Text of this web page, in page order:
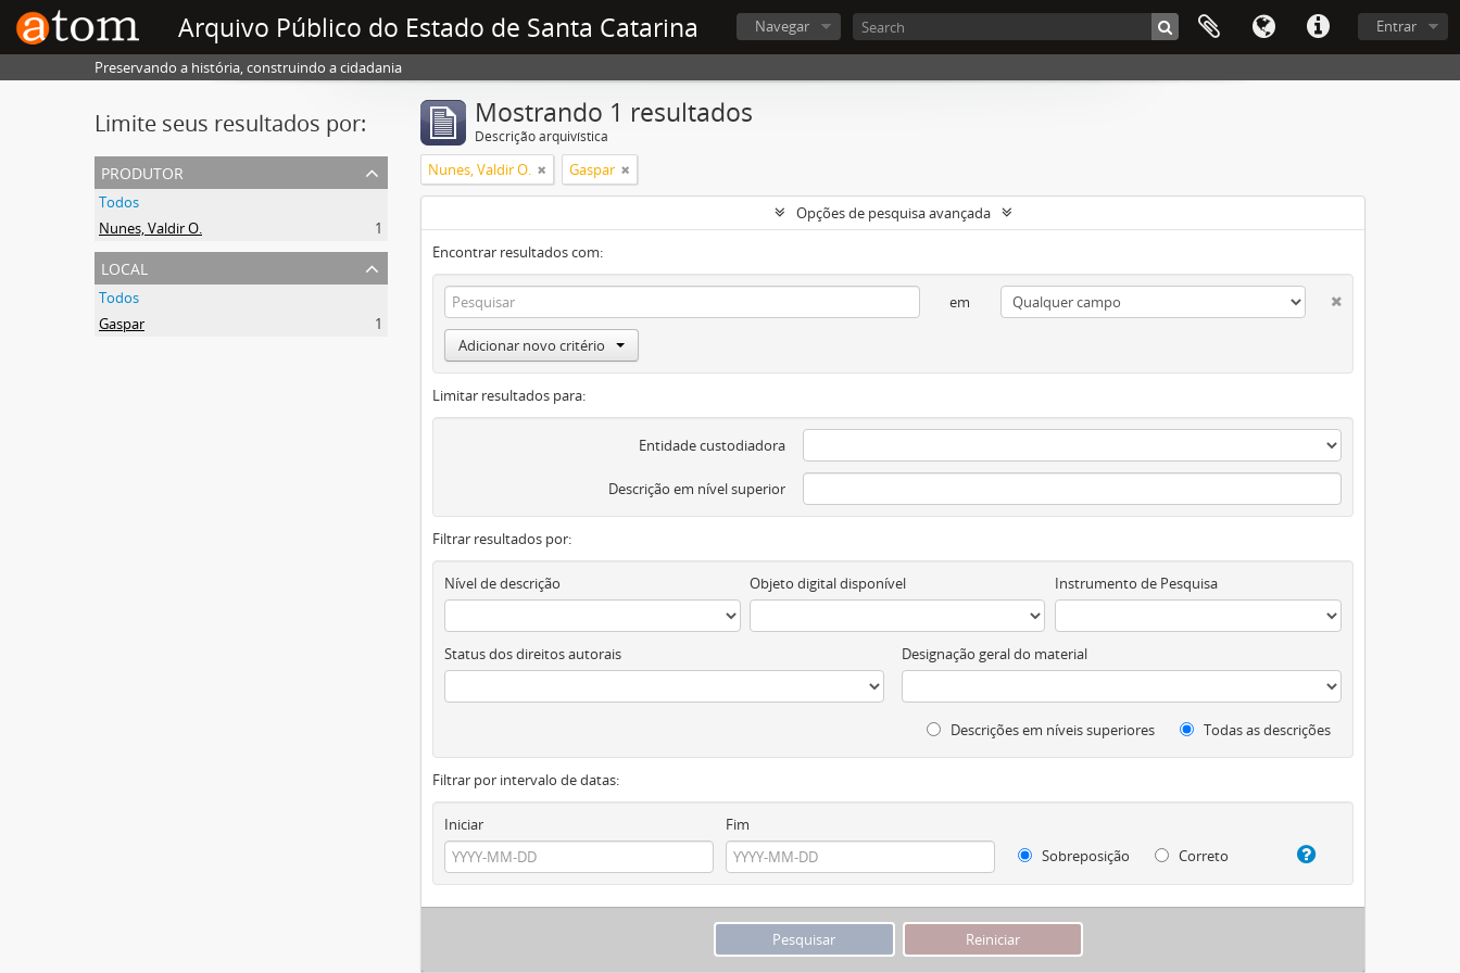
Arquivo Público do Estado de Santa Catarina Entrar
Navegar
Preservando a história, construindo a cidadania
Limite seus resultados por:
produtor
Todos
Nunes, Valdir O.
1
local
Todos
Gaspar
1
Mostrando 1 resultados
Descrição arquivística
Nunes, Valdir O. Gaspar
Opções de pesquisa avançada
Encontrar resultados com:
em
Adicionar novo critério
Limitar resultados para:
Entidade custodiadora
Descrição em nível superior
Filtrar resultados por:
Nível de descrição Objeto digital disponível Instrumento de Pesquisa
Status dos direitos autorais Designação geral do material
Descrições em níveis superiores Todas as descrições
Filtrar por intervalo de datas:
Iniciar
Fim
Sobreposição
Correto